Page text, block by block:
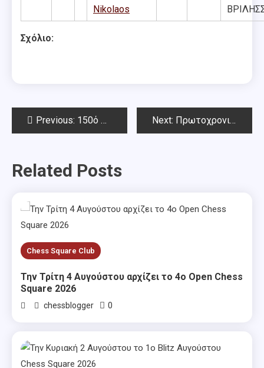
Nikolaos
Σχόλιο:
PostPrevious: 150ό Όπεν Αμπελοκήπων Next: Πρωτοχρονιάτικο Τουρνουά Chess Square
Related Posts
Chess Square Club
Την Τρίτη 4 Αυγούστου αρχίζει το 4ο Open Chess
Square 2026
chessblogger 0